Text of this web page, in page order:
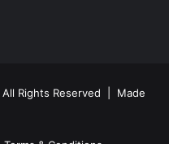
Rights Reserved | Made